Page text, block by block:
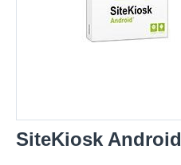
SiteKiosk Android